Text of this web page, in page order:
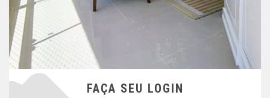
FAÇA SEU LOGIN